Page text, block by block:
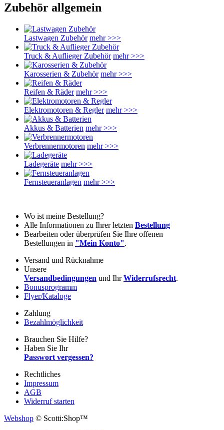
Zubehör allgemein
Lastwagen Zubehör mehr >>>
Truck & Auflieger Zubehör mehr >>>
Karosserien & Zubehör mehr >>>
Reifen & Räder mehr >>>
Elektromotoren & Regler mehr >>>
Akkus & Batterien mehr >>>
Verbrennermotoren mehr >>>
Ladegeräte mehr >>>
Fernsteueranlagen mehr >>>
Wo ist meine Bestellung?
Alle Informationen zu Ihrer letzten Bestellung
Bearbeiten oder überprüfen Sie Ihre offenen
Bestellungen in "Mein Konto".
Versand und Rücknahme
Unsere
Versandbedingungen und IhrWiderrufsrecht.
Bonusprogramm
Flyer/Kataloge
Zahlung
Bezahlmöglichkeit
Brauchen Sie Hilfe?
Haben Sie Ihr
Passwort vergessen?
Rechtliches
Impressum
AGB
Widerruf starten
Webshop © Scotti:Shop™